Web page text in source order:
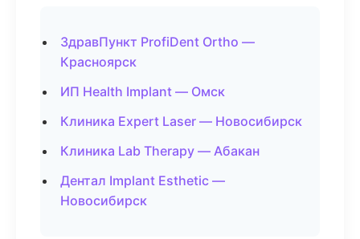
ЗдравПункт ProfiDent Ortho —
Красноярск
ИП Health Implant — Омск
Клиника Expert Laser — Новосибирск
Клиника Lab Therapy — Абакан
Дентал Implant Esthetic —
Новосибирск